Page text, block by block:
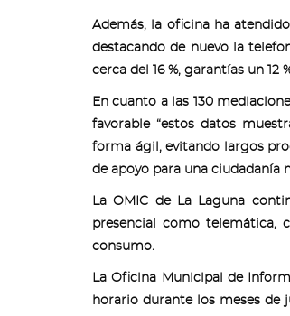
Además, la oficina ha
destacando de nuevo la
cerca del 16 %, garantías un 12
En cuanto a las 130
favorable “estos datos
forma ágil, evitando largos
de apoyo para una ciudadanía
La OMIC de La Laguna
presencial como telemática,
consumo.
La Oficina Municipal de
horario durante los meses de